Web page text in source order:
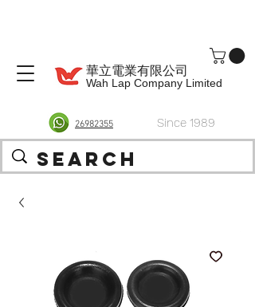
華立電業有限公司
Wah Lap Company Limited
Since 1989
26982355